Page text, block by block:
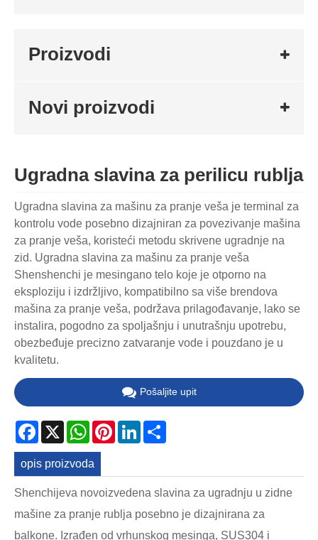
Proizvodi
Novi proizvodi
Ugradna slavina za perilicu rublja
Ugradna slavina za mašinu za pranje veša je terminal za
kontrolu vode posebno dizajniran za povezivanje mašina
za pranje veša, koristeći metodu skrivene ugradnje na
zid. Ugradna slavina za mašinu za pranje veša
Shenshenchi je mesingano telo koje je otporno na
eksploziju i izdržljivo, kompatibilno sa više brendova
mašina za pranje veša, podržava prilagođavanje, lako se
instalira, pogodno za spoljašnju i unutrašnju upotrebu,
obezbeđuje precizno zatvaranje vode i pouzdano je u
kvalitetu.
Pošaljite upit
Facebook
X WhatsApp
PinterestLinkedIn
opis proizvoda
Shenchijeva novoizvedena slavina za ugradnju u zidne
mašine za pranje rublja posebno je dizajnirana za
balkone. Izrađen od vrhunskog mesinga, SUS304 i